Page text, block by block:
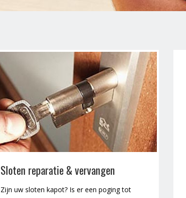
Sloten reparatie & vervangen
Zijn uw sloten kapot? Is er een poging tot